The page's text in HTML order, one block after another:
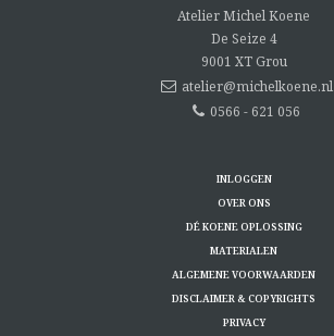
Atelier Michel Koene
De Seize 4
9001 XT Grou
atelier@michelkoene.nl
0566 - 621 056
INLOGGEN
OVER ONS
DÉ KOENE OPLOSSING
MATERIALEN
ALGEMENE VOORWAARDEN
DISCLAIMER & COPYRIGHTS
PRIVACY